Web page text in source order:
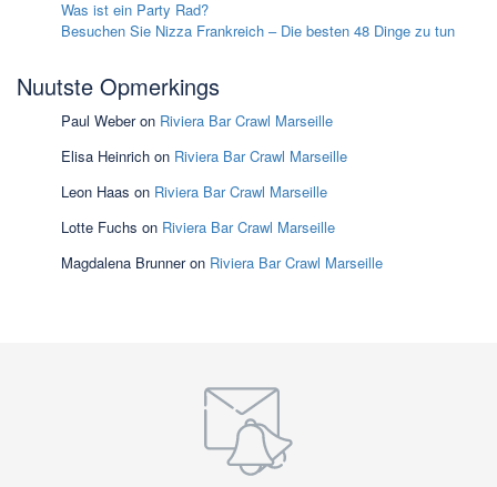
Was ist ein Party Rad?
Besuchen Sie Nizza Frankreich – Die besten 48 Dinge zu tun
Nuutste Opmerkings
Paul Weberon Riviera Bar Crawl Marseille
Elisa Heinrich on Riviera Bar Crawl Marseille
Leon Haas on Riviera Bar Crawl Marseille
Lotte Fuchs on Riviera Bar Crawl Marseille
Magdalena Brunneron Riviera Bar Crawl Marseille